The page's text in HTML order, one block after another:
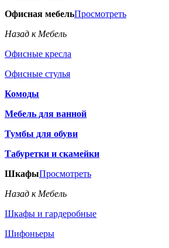
Офисная мебельПросмотреть
Назад к Мебель
Офисные кресла
Офисные стулья
Комоды
Мебель для ванной
Тумбы для обуви
Табуретки и скамейки
ШкафыПросмотреть
Назад к Мебель
Шкафы и гардеробные
Шифоньеры